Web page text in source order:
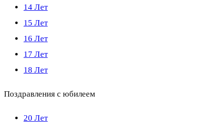
14 Лет
15 Лет
16 Лет
17 Лет
18 Лет
Поздравления с юбилеем
20 Лет